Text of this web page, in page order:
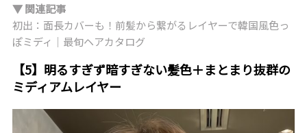
▼ 関連記事
初出：面長カバーも！前髪から繋がるレイヤーで韓国風色っ
ぽミディ｜最旬ヘアカタログ
【5】明るすぎず暗すぎない髪色＋まとまり抜群の
ミディアムレイヤー